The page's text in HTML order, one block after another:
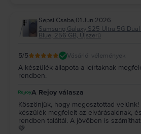
Sepsi Csaba,01 Jun 2026
Samsung Galaxy S25 Ultra 5G
Blue, 256 GB, Újszerű
5/5 Vásárlói vélemények
A készülék állapota a leírtaknak
rendben.
A Rejoy válasza
Köszönjük, hogy megosztottad
készülék megfelelt az elvárásaidnak,
rendben találtál. A jövőben is
💚